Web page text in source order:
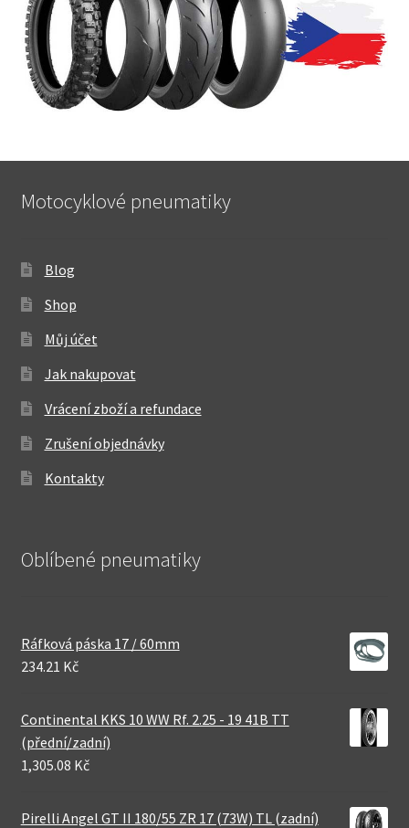
Motocyklové pneumatiky
Blog
Shop
Můj účet
Jak nakupovat
Vrácení zboží a refundace
Zrušení objednávky
Kontakty
Oblíbené pneumatiky
Ráfková páska 17 / 60mm
234.21 Kč
Continental KKS 10 WW Rf. 2.25 - 19 41B TT
(přední/zadní)
1,305.08 Kč
Pirelli Angel GT II 180/55 ZR 17 (73W) TL (zadní)